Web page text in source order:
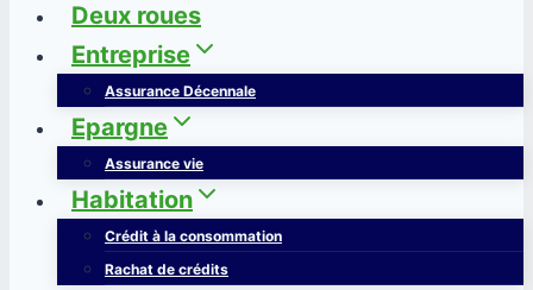
Deux roues
Entreprise
Assurance Décennale
Epargne
Assurance vie
Habitation
Crédit à la consommation
Rachat de crédits